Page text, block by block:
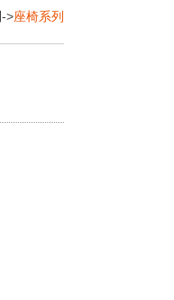
->座椅系列